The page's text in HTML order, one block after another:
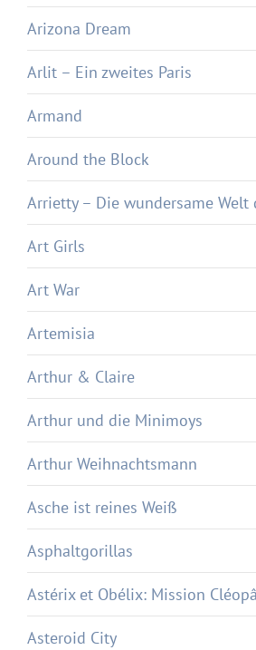
Arizona Dream
Arlit – Ein zweites Paris
Armand
Around the Block
Arrietty – Die wundersame Welt
Art Girls
Art War
Artemisia
Arthur & Claire
Arthur und die Minimoys
Arthur Weihnachtsmann
Asche ist reines Weiß
Asphaltgorillas
Astérix et Obélix: Mission
Asteroid City